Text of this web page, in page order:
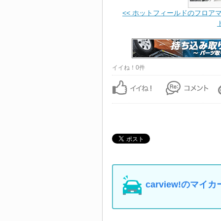
<< ホットフィールドのフロア
イイね！0件
carview!のマイカ